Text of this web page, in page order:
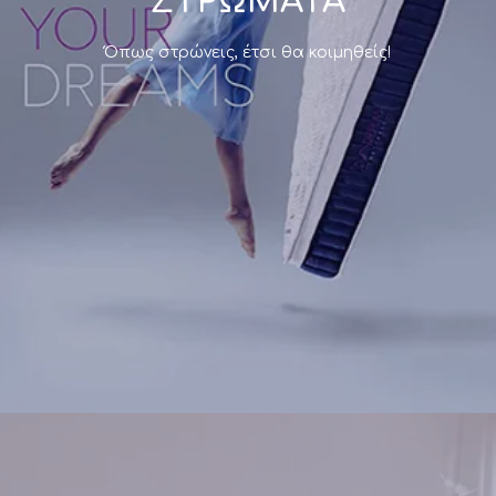
Όπως στρώνεις, έτσι θα κοιμηθείς!
Αποτελεί μια καθαρά προσωπική υπόθεση, μιας
και ο τύπος του εξαρτάται από παραμέτρους
όπως το ύψος, η ποιότητα του υλικού memory ή
latex, καθώς και το σχήμα που το συνοδεύει.
ΗMorfeas Mattress προσφέρει μία
μεγάλη γκάμα
μαξιλαριών
, μέσα από την οποία μπορείτε να
επιλέξετε το ιδανικό για εσάς και τις νύχτες σας.